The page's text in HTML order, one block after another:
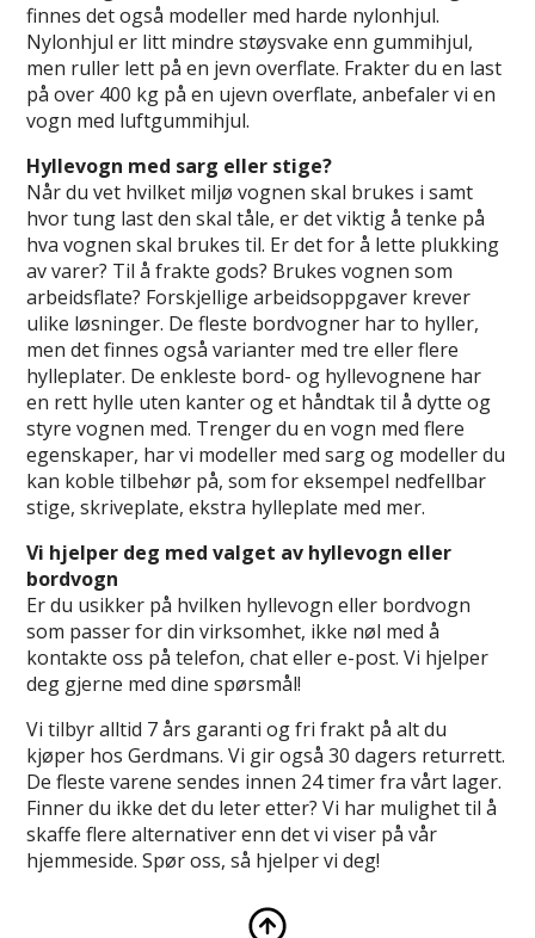
finnes det også modeller med harde nylonhjul.
Nylonhjul er litt mindre støysvake enn gummihjul,
men ruller lett på en jevn overflate. Frakter du en last
på over 400 kg på en ujevn overflate, anbefaler vi en
vogn med luftgummihjul.
Hyllevogn med sarg eller stige?
Når du vet hvilket miljø vognen skal brukes i samt
hvor tung last den skal tåle, er det viktig å tenke på
hva vognen skal brukes til. Er det for å lette plukking
av varer? Til å frakte gods? Brukes vognen som
arbeidsflate? Forskjellige arbeidsoppgaver krever
ulike løsninger. De fleste bordvogner har to hyller,
men det finnes også varianter med tre eller flere
hylleplater. De enkleste bord- og hyllevognene har
en rett hylle uten kanter og et håndtak til å dytte og
styre vognen med. Trenger du en vogn med flere
egenskaper, har vi modeller med sarg og modeller du
kan koble tilbehør på, som for eksempel nedfellbar
stige, skriveplate, ekstra hylleplate med mer.
Vi hjelper deg med valget av hyllevogn eller
bordvogn
Er du usikker på hvilken hyllevogn eller bordvogn
som passer for din virksomhet, ikke nøl med å
kontakte oss på telefon, chat eller e-post. Vi hjelper
deg gjerne med dine spørsmål!
Vi tilbyr alltid 7 års garanti og fri frakt på alt du
kjøper hos Gerdmans. Vi gir også 30 dagers returrett.
De fleste varene sendes innen 24 timer fra vårt lager.
Finner du ikke det du leter etter? Vi har mulighet til å
skaffe flere alternativer enn det vi viser på vår
hjemmeside. Spør oss, så hjelper vi deg!